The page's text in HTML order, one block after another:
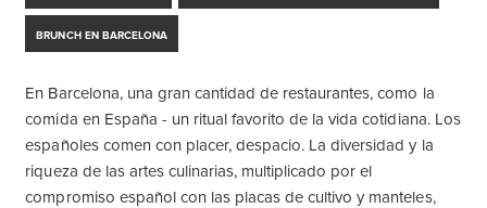
BRUNCH EN BARCELONA
En Barcelona, ​​una gran cantidad de restaurantes, como la
comida en España - un ritual favorito de la vida cotidiana. Los
españoles comen con placer, despacio. La diversidad y la
riqueza de las artes culinarias, multiplicado por el
compromiso español con las placas de cultivo y manteles,